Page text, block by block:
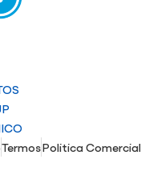
TermosPolitica Comercial